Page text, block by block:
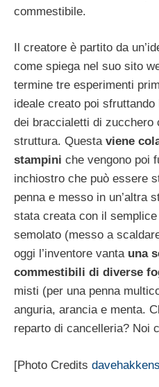
commestibile.
Il creatore è partito da
come spiega nel suo sito
termine tre esperimenti
ideale creato poi
dei braccialetti di zucchero
struttura. Questa viene
stampini che vengono poi
inchiostro che può essere
penna e messo in un’altra
stata creata con il
semolato (messo a
oggi l’inventore vanta una
commestibili di diverse
misti (per una penna
anguria, arancia e menta.
reparto di cancelleria?
[Photo Credits davehakkens